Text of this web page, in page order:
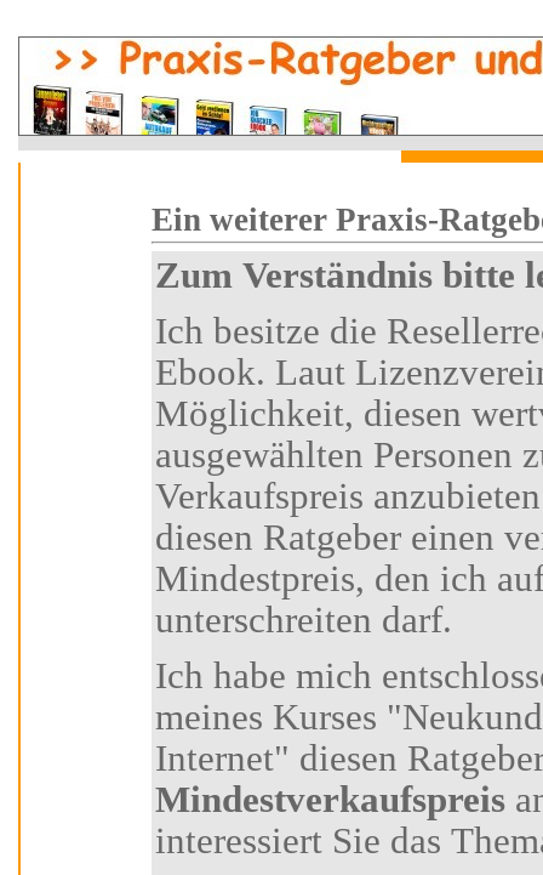
Ein weiterer
Zum Verständnis bitte
Ich besitze die Resellerrechte an diesem Ratgeber-
Ebook. Laut Lizenzvereinbarung habe ich die
Möglichkeit, diesen wertvollen Ratgeber
ausgewählten Personen
Verkaufspreis
diesen Ratgeber einen vertraglich festgelegten
Mindestpreis, den ich auf keinen Fall
unterschreiten darf.
Ich habe mich entschlossen, Ihnen als Teilnehmer
meines Kurses "Neukundengewinnung über das
Internet" diesen
Mindestverkaufspreis
interessiert Sie das